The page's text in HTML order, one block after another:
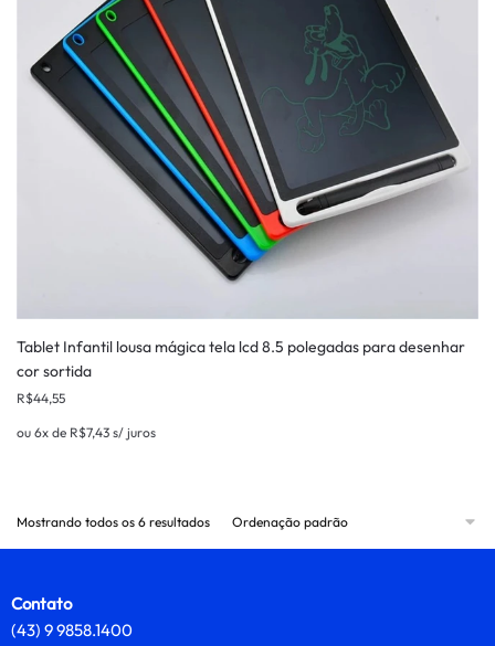
Tablet Infantil lousa mágica tela lcd 8.5 polegadas para desenhar
cor sortida
R$44,55
ou 6x de R$7,43 s/ juros
Mostrando todos os 6 resultados
Contato
(43) 9 9858.1400